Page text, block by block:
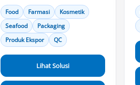
Food Farmasi
Kosmetik
Seafood
Packaging
Produk Ekspor
QC
Lihat Solusi